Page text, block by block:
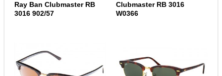
Ray Ban Clubmaster RB
3016 902/57
Clubmaster RB 3016
W0366